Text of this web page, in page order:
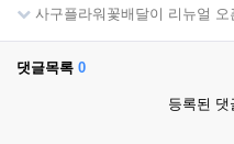
사구플라워꽃배달이 리뉴얼 오
댓글목록 0
등록된 댓